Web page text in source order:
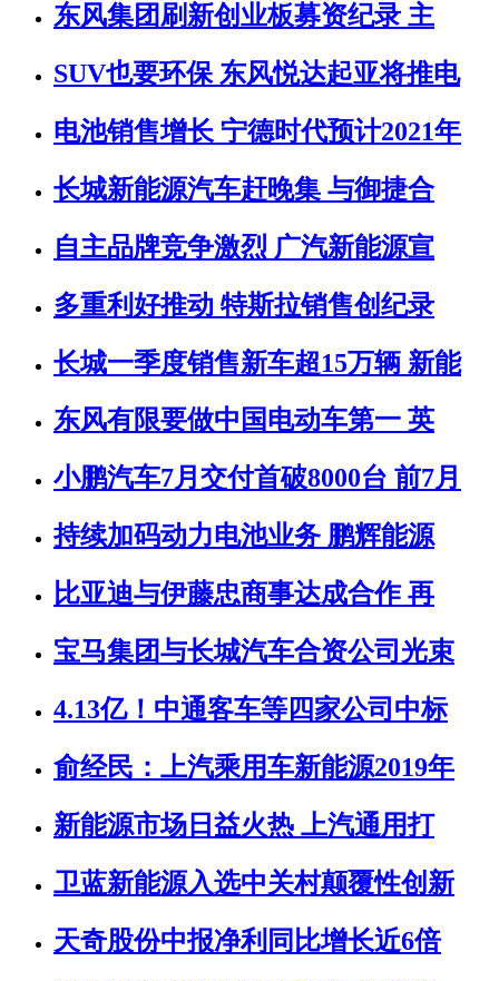
东风集团刷新创业板募资纪录 主
SUV也要环保 东风悦达起亚将推电
电池销售增长 宁德时代预计2021年
长城新能源汽车赶晚集 与御捷合
自主品牌竞争激烈 广汽新能源宣
多重利好推动 特斯拉销售创纪录
长城一季度销售新车超15万辆 新能
东风有限要做中国电动车第一 英
小鹏汽车7月交付首破8000台 前7月
持续加码动力电池业务 鹏辉能源
比亚迪与伊藤忠商事达成合作 再
宝马集团与长城汽车合资公司光束
4.13亿！中通客车等四家公司中标
俞经民：上汽乘用车新能源2019年
新能源市场日益火热 上汽通用打
卫蓝新能源入选中关村颠覆性创新
天奇股份中报净利同比增长近6倍